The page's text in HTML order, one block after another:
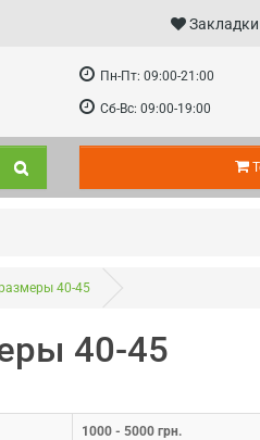
Пн-Пт: 09:00-21:00
Сб-Вс: 09:00-19:00
40-45
40-45
1000 - 5000 грн.